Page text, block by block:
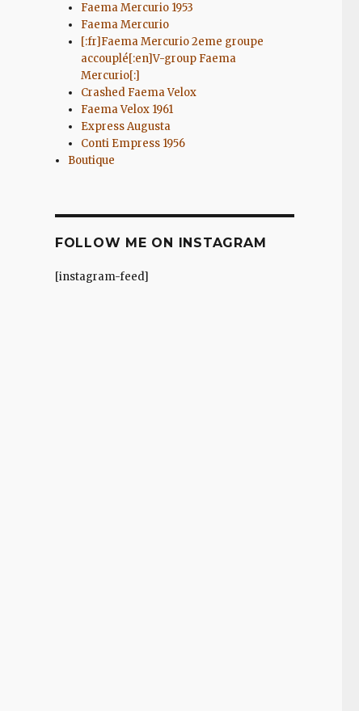
Faema Mercurio 1953
Faema Mercurio
[:fr]Faema Mercurio 2eme groupe
accouplé[:en]V-group Faema
Mercurio[:]
Crashed Faema Velox
Faema Velox 1961
Express Augusta
Conti Empress 1956
Boutique
FOLLOW ME ON INSTAGRAM
[instagram-feed]